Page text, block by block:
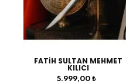
FATİH SULTAN MEHMET
KILICI
5.999,00 ₺